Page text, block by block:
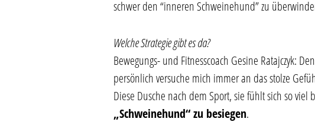
schwer den “inneren Schweinehund” zu
Welche Strategie gibt es da?
Bewegungs- und Fitnesscoach Gesine Ratajczyk:
persönlich versuche mich immer an das stolze
Diese Dusche nach dem Sport, sie fühlt sich so viel
„Schweinehund“ zu besiegen.